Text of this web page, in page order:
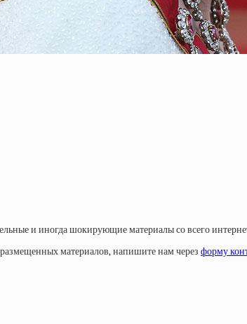
и иногда шокирующие материалы со всего
материалов, напишите нам через форму